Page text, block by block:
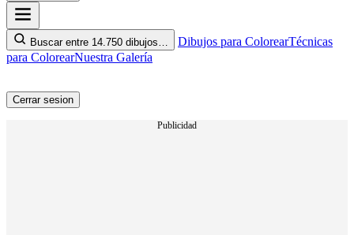
Buscar entre 14.750 dibujos… Dibujos para ColorearTécnicas
para ColorearNuestra Galería
Cerrar sesion
Publicidad